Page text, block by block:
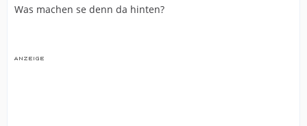
Was machen se denn da hinten?